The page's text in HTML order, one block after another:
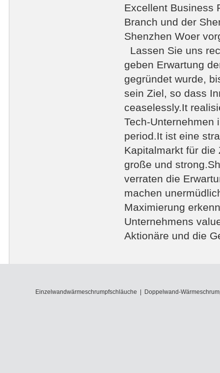
Excellent Business
Branch und der
Shenzhen Woer
Lassen Sie uns
geben Erwartung
gegründet wurde,
sein Ziel, so dass
ceaselessly.It
Tech-Unternehmen
period.It ist eine
Kapitalmarkt für die
große und
verraten die
machen
Maximierung
Unternehmens
Aktionäre und die
Einzelwandwärmeschrumpfschläuche Doppelwand-